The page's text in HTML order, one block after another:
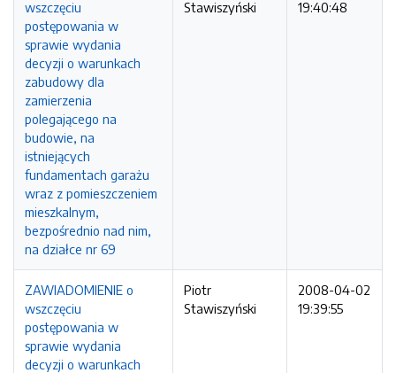
wszczęciu
postępowania w
sprawie wydania
decyzji o warunkach
zabudowy dla
zamierzenia
polegającego na
budowie, na
istniejących
fundamentach garażu
wraz z pomieszczeniem
mieszkalnym,
bezpośrednio nad nim,
na działce nr 69
Stawiszyński 19:40:48
ZAWIADOMIENIE o
wszczęciu
postępowania w
sprawie wydania
decyzji o warunkach
Piotr
Stawiszyński
2008-04-02
19:39:55